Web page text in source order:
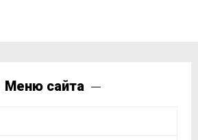
Меню сайта